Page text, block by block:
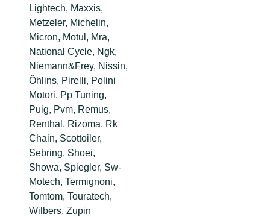
Lightech, Maxxis,
Metzeler, Michelin,
Micron, Motul, Mra,
National Cycle, Ngk,
Niemann&Frey, Nissin,
Öhlins, Pirelli, Polini
Motori, Pp Tuning,
Puig, Pvm, Remus,
Renthal, Rizoma, Rk
Chain, Scottoiler,
Sebring, Shoei,
Showa, Spiegler, Sw-
Motech, Termignoni,
Tomtom, Touratech,
Wilbers, Zupin